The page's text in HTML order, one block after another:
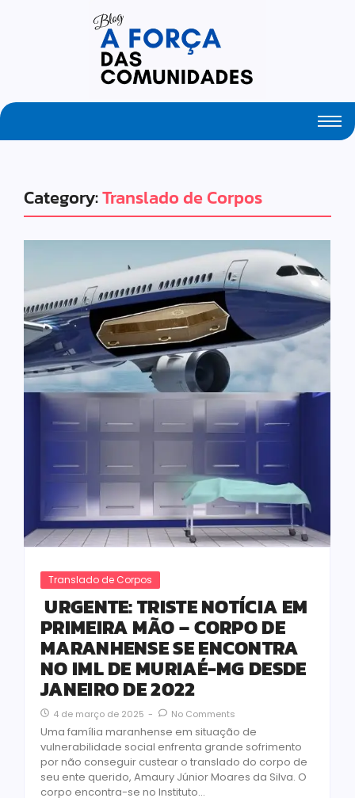
Fresh Articles Every Day
Category:Translado de Corpos
Translado de Corpos
URGENTE: TRISTE NOTÍCIA EM
PRIMEIRA MÃO – CORPO DE
MARANHENSE SE ENCONTRA
NO IML DE MURIAÉ-MG DESDE
JANEIRO DE 2022
4 de março de 2025 - No Comments
Uma família maranhense em situação de
vulnerabilidade social enfrenta grande sofrimento
por não conseguir custear o translado do corpo de
seu ente querido, Amaury Júnior Moares da Silva. O
corpo encontra-se no Instituto...